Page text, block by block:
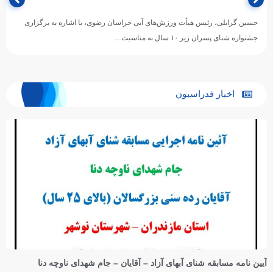
حسین گرایلی، رئیس هیأت ورزش‌های آبی خراسان رضوی، با اشاره به برگزاری
جشنواره شنای پسران زیر ۱۰ سال به مناسبت…
اخبار فدراسیون
آیین نامه مسابقه شنای آبهای آزاد – آقایان – جام شهدای ناوچه دنا